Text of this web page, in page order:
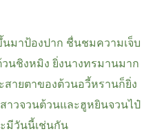
มาป้องปาก ชื่นชมความเจ็บ
นชิงหมิง ยิ่งนางทรมานมาก
สายตาของต้วนอวี้หรานก็ยิ่ง
าวจวนต้วนและฮูหยินจวนไป๋
ะมีวันนี้เช่นกัน